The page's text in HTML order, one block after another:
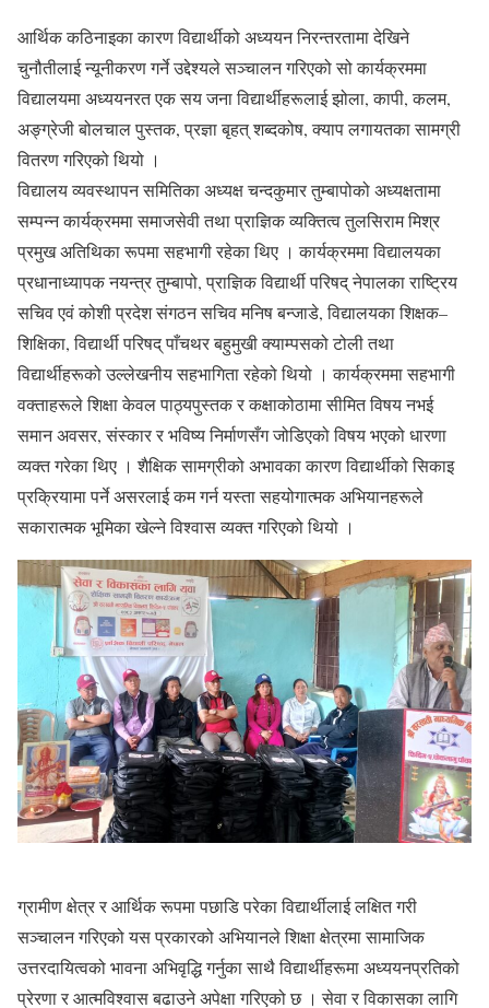
आर्थिक कठिनाइका कारण विद्यार्थीको अध्ययन निरन्तरतामा देखिने
चुनौतीलाई न्यूनीकरण गर्ने उद्देश्यले सञ्चालन गरिएको सो कार्यक्रममा
विद्यालयमा अध्ययनरत एक सय जना विद्यार्थीहरूलाई झोला, कापी, कलम,
अङ्ग्रेजी बोलचाल पुस्तक, प्रज्ञा बृहत् शब्दकोष, क्याप लगायतका सामग्री
वितरण गरिएको थियो ।
विद्यालय व्यवस्थापन समितिका अध्यक्ष चन्दकुमार तुम्बापोको अध्यक्षतामा
सम्पन्न कार्यक्रममा समाजसेवी तथा प्राज्ञिक व्यक्तित्व तुलसिराम मिश्र
प्रमुख अतिथिका रूपमा सहभागी रहेका थिए । कार्यक्रममा विद्यालयका
प्रधानाध्यापक नयन्त्र तुम्बापो, प्राज्ञिक विद्यार्थी परिषद् नेपालका राष्ट्रिय
सचिव एवं कोशी प्रदेश संगठन सचिव मनिष बन्जाडे, विद्यालयका शिक्षक–
शिक्षिका, विद्यार्थी परिषद् पाँचथर बहुमुखी क्याम्पसको टोली तथा
विद्यार्थीहरूको उल्लेखनीय सहभागिता रहेको थियो । कार्यक्रममा सहभागी
वक्ताहरूले शिक्षा केवल पाठ्यपुस्तक र कक्षाकोठामा सीमित विषय नभई
समान अवसर, संस्कार र भविष्य निर्माणसँग जोडिएको विषय भएको धारणा
व्यक्त गरेका थिए । शैक्षिक सामग्रीको अभावका कारण विद्यार्थीको सिकाइ
प्रक्रियामा पर्ने असरलाई कम गर्न यस्ता सहयोगात्मक अभियानहरूले
सकारात्मक भूमिका खेल्ने विश्वास व्यक्त गरिएको थियो ।
ग्रामीण क्षेत्र र आर्थिक रूपमा पछाडि परेका विद्यार्थीलाई लक्षित गरी
सञ्चालन गरिएको यस प्रकारको अभियानले शिक्षा क्षेत्रमा सामाजिक
उत्तरदायित्वको भावना अभिवृद्धि गर्नुका साथै विद्यार्थीहरूमा अध्ययनप्रतिको
प्रेरणा र आत्मविश्वास बढाउने अपेक्षा गरिएको छ । सेवा र विकासका लागि